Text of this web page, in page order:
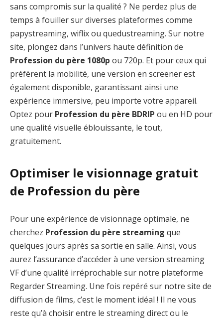
sans compromis sur la qualité ? Ne perdez plus de
temps à fouiller sur diverses plateformes comme
papystreaming, wiflix ou quedustreaming. Sur notre
site, plongez dans l’univers haute définition de
Profession du père 1080p ou 720p. Et pour ceux qui
préfèrent la mobilité, une version en screener est
également disponible, garantissant ainsi une
expérience immersive, peu importe votre appareil.
Optez pour Profession du père BDRIP ou en HD pour
une qualité visuelle éblouissante, le tout,
gratuitement.
Optimiser le visionnage gratuit
de Profession du père
Pour une expérience de visionnage optimale, ne
cherchez Profession du père streaming que
quelques jours après sa sortie en salle. Ainsi, vous
aurez l’assurance d’accéder à une version streaming
VF d’une qualité irréprochable sur notre plateforme
Regarder Streaming. Une fois repéré sur notre site de
diffusion de films, c’est le moment idéal ! Il ne vous
reste qu’à choisir entre le streaming direct ou le